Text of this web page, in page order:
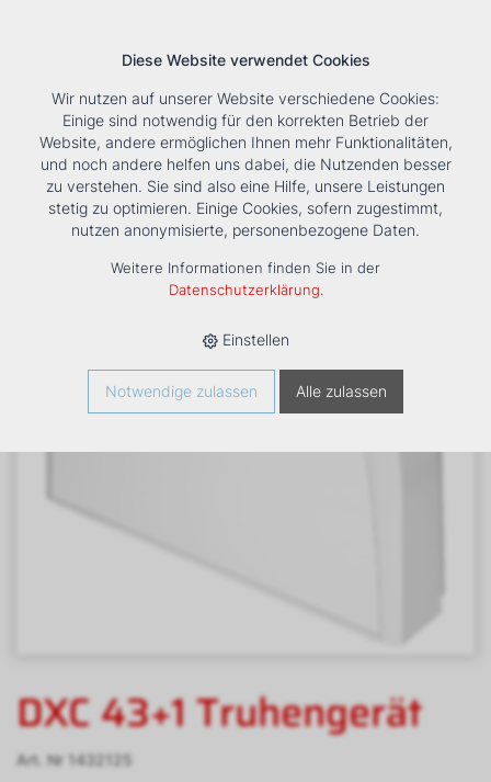
Tools Unternehmen Karriere KontaktSuche
HOME › PRODUKTE › KÄLTE/KLIMA › FANCOILS › DXC 43+1
TRUHENGERÄT
DXC 43+1 Truhengerät
Art. Nr 1432125
Diese Website verwendet Cookies
Wir nutzen auf unserer Website verschiedene Cookies:
Einige sind notwendig für den korrekten Betrieb der
Website, andere ermöglichen Ihnen mehr Funktionalitäten,
und noch andere helfen uns dabei, die Nutzenden besser
zu verstehen. Sie sind also eine Hilfe, unsere Leistungen
stetig zu optimieren. Einige Cookies, sofern zugestimmt,
nutzen anonymisierte, personenbezogene Daten.
Weitere Informationen finden Sie in der
Datenschutzerklärung.
Einstellen
Notwendige zulassen Alle zulassen